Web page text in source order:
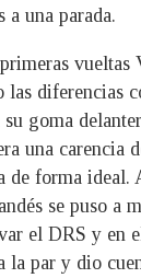
una parada.
vueltas
las diferencias
goma
una carencia
de forma ideal.
se puso a
el DRS y en
la par y dio